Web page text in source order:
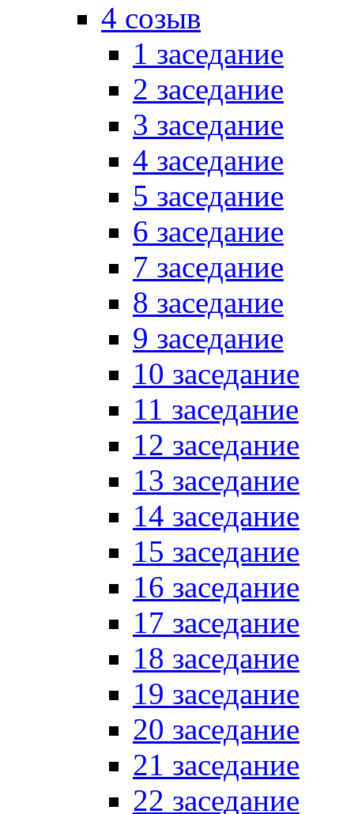
4 созыв
1 заседание
2 заседание
3 заседание
4 заседание
5 заседание
6 заседание
7 заседание
8 заседание
9 заседание
10 заседание
11 заседание
12 заседание
13 заседание
14 заседание
15 заседание
16 заседание
17 заседание
18 заседание
19 заседание
20 заседание
21 заседание
22 заседание